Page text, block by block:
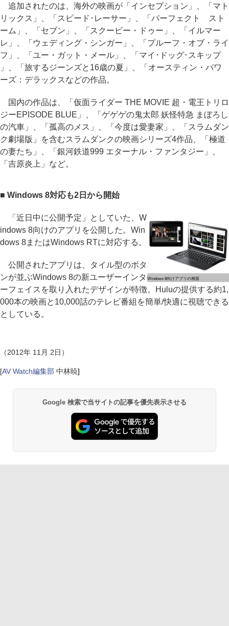
追加されたのは、海外の映画が「インセプション」、「マト
リックス」、「スピード･レーサー」、「パーフェクト スト
ーム」、「セブン」、「スクービー・ドゥー」、「イルマー
レ」、「ウェディング・シンガー」、「プルーフ・オブ・ライ
フ」、「ユー・ガット・メール」、「マイ･ドッグ･スキップ
」、「旅するジーンズと16歳の夏」、「オースティン・パワ
ーズ：デラックスなどの作品。
国内の作品は、「仮面ライダー THE MOVIE 超・電王トリロ
ジーEPISODE BLUE」、「ゲゲゲの鬼太郎 妖怪特急 まぼろし
の汽車」、「孤高のメス」、「今度は愛妻家」、「スラムダン
ク劇場版」を含むスラムダンクの映画シリーズ4作品、「極道
の妻たち」、「銀河鉄道999 エターナル・ファンタジー」、
「吉原炎上」など。
■ Windows 8対応も2日から開始
Windows 8向けアプリの画面
「近日中に公開予定」としていた、W
indows 8向けのアプリを公開した。Win
dows 8またはWindows RTに対応する。
公開されたアプリは、タイル型のボタ
ンが並ぶWindows 8の新ユーザーインタ
ーフェイスを取り入れたデザインが特徴。Huluの提供する約1,
000本の映画と10,000話のテレビ番組を簡単/快適に視聴できる
としている。
（2012年 11月 2日）
[AV Watch編集部 中林暁]
Google 検索で当サイトの記事を優先表示させる